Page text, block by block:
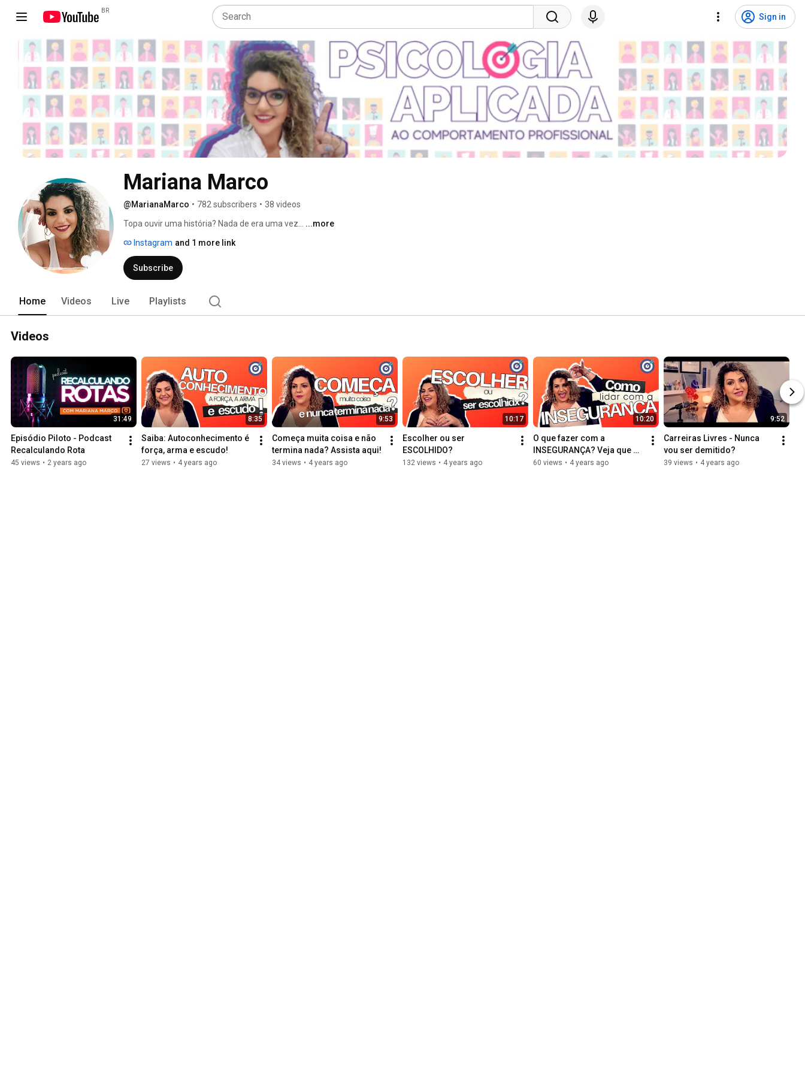
BR
Sign in
Mariana Marco
@MarianaMarco • 782 subscribers • 38 videos
Topa ouvir uma história? Nada de era uma vez... ...more
Instagram and 1 more link
Subscribe
Home Videos Live Playlists
Videos
31:49
Episódio Piloto - Podcast
Recalculando Rota
45 views • 2 years ago
8:35
Saiba: Autoconhecimento é
força, arma e escudo!
27 views • 4 years ago
9:53
Começa muita coisa e não
termina nada? Assista aqui!
34 views • 4 years ago
10:17
Escolher ou ser
ESCOLHIDO?
132 views • 4 years ago
10:20
O que fazer com a
INSEGURANÇA? Veja que
história incrível
60 views • 4 years ago
9:52
Carreiras Livres - Nunca
vou ser demitido?
39 views • 4 years ago